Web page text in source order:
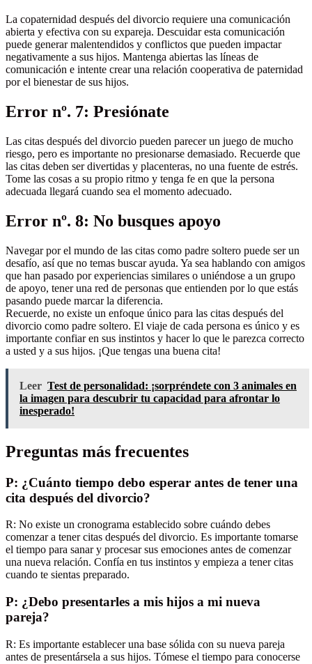
La copaternidad después del divorcio requiere una comunicación
abierta y efectiva con su expareja. Descuidar esta comunicación
puede generar malentendidos y conflictos que pueden impactar
negativamente a sus hijos. Mantenga abiertas las líneas de
comunicación e intente crear una relación cooperativa de paternidad
por el bienestar de sus hijos.
Error nº. 7: Presiónate
Las citas después del divorcio pueden parecer un juego de mucho
riesgo, pero es importante no presionarse demasiado. Recuerde que
las citas deben ser divertidas y placenteras, no una fuente de estrés.
Tome las cosas a su propio ritmo y tenga fe en que la persona
adecuada llegará cuando sea el momento adecuado.
Error nº. 8: No busques apoyo
Navegar por el mundo de las citas como padre soltero puede ser un
desafío, así que no temas buscar ayuda. Ya sea hablando con amigos
que han pasado por experiencias similares o uniéndose a un grupo
de apoyo, tener una red de personas que entienden por lo que estás
pasando puede marcar la diferencia.
Recuerde, no existe un enfoque único para las citas después del
divorcio como padre soltero. El viaje de cada persona es único y es
importante confiar en sus instintos y hacer lo que le parezca correcto
a usted y a sus hijos. ¡Que tengas una buena cita!
Leer Test de personalidad: ¡sorpréndete con 3 animales en
la imagen para descubrir tu capacidad para afrontar lo
inesperado!
Preguntas más frecuentes
P: ¿Cuánto tiempo debo esperar antes de tener una
cita después del divorcio?
R: No existe un cronograma establecido sobre cuándo debes
comenzar a tener citas después del divorcio. Es importante tomarse
el tiempo para sanar y procesar sus emociones antes de comenzar
una nueva relación. Confía en tus instintos y empieza a tener citas
cuando te sientas preparado.
P: ¿Debo presentarles a mis hijos a mi nueva
pareja?
R: Es importante establecer una base sólida con su nueva pareja
antes de presentársela a sus hijos. Tómese el tiempo para conocerse